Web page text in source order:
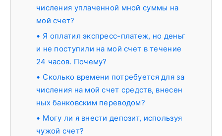
числения уплаченной мной суммы на
мой счет?
Я оплатил экспресс-платеж, но деньг
и не поступили на мой счет в течение
24 часов. Почему?
Сколько времени потребуется для за
числения на мой счет средств, внесен
ных банковским переводом?
Могу ли я внести депозит, используя
чужой счет?